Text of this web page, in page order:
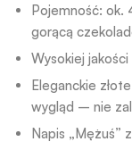
Pojemność: ok.
gorącą
Wysokiej
Eleganckie
wygląd – nie
Napis „Mężuś”